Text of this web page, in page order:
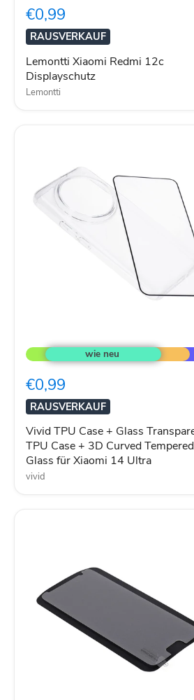
Displayschutz
€0,99
RAUSVERKAUF
Lemontti Xiaomi Redmi 12c
Displayschutz
Lemontti
TPU
Case
Glass
Transparent
TPU
Case
+
3D
Curved
Tempered
€0,99
RAUSVERKAUF
Vivid TPU Case + Glass
TPU Case + 3D Curved Tempered
Glass für Xiaomi 14 Ultra
vivid